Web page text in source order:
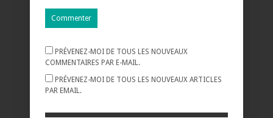
PRÉVENEZ-MOI DE TOUS LES NOUVEAUX
COMMENTAIRES PAR E-MAIL.
PRÉVENEZ-MOI DE TOUS LES NOUVEAUX ARTICLES
PAR EMAIL.